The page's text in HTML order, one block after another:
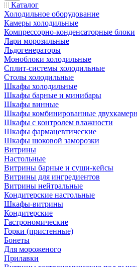
Каталог
Холодильное оборудование
Камеры холодильные
Компрессорно-конденсаторные блоки
Лари морозильные
Льдогенераторы
Моноблоки холодильные
Сплит-системы холодильные
Столы холодильные
Шкафы холодильные
Шкафы барные и минибары
Шкафы винные
Шкафы комбинированные
Шкафы с контролем влажности
Шкафы фармацевтические
Шкафы шоковой заморозки
Витрины
Настольные
Витрины барные и суши-кейсы
Витрины для ингредиентов
Витрины нейтральные
Кондитерские настольные
Шкафы-витрины
Кондитерские
Гастрономические
Горки (пристенные)
Бонеты
Для мороженого
Прилавки